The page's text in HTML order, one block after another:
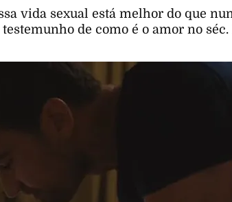
vida sexual está melhor do que
testemunho de como é o amor no séc.